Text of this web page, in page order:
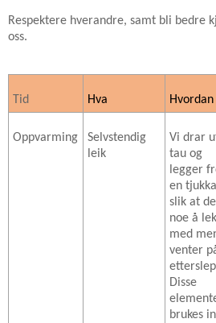
Respektere hverandre, samt bli bedre
oss.
Tid Hva Hvordan
Oppvarming
Selvstendig
leik
Vi drar
tau og
legger
en
slik at
noe å
med
venter
Disse
brukes